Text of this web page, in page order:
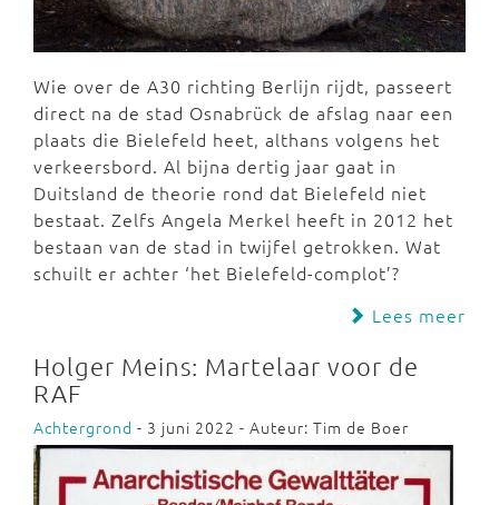
Wie over de A30 richting Berlijn rijdt, passeert
direct na de stad Osnabrück de afslag naar een
plaats die Bielefeld heet, althans volgens het
verkeersbord. Al bijna dertig jaar gaat in
Duitsland de theorie rond dat Bielefeld niet
bestaat. Zelfs Angela Merkel heeft in 2012 het
bestaan van de stad in twijfel getrokken. Wat
schuilt er achter ‘het Bielefeld-complot’?
Lees meer
Holger Meins: Martelaar voor de
RAF
Achtergrond - 3 juni 2022 - Auteur: Tim de Boer